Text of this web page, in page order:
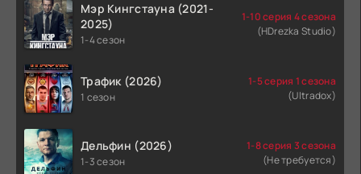
Мэр Кингстауна (2021-
2025)
1-4 сезон
1-10 серия 4 сезона
(HDrezka Studio)
Трафик (2026)
1 сезон
1-5 серия 1 сезона
(Ultradox)
Дельфин (2026)
1-3 сезон
1-8 серия 3 сезона
(Не требуется)